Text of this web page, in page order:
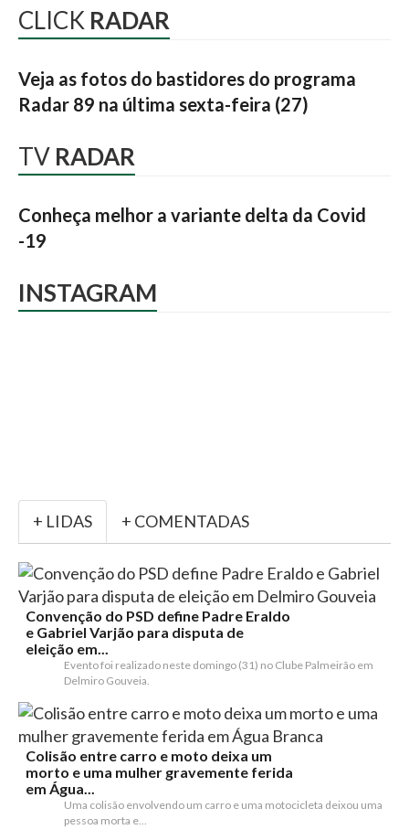
CLICK RADAR
Veja as fotos do bastidores do programa
Radar 89 na última sexta-feira (27)
TV RADAR
Conheça melhor a variante delta da Covid
-19
INSTAGRAM
+ LIDAS + COMENTADAS
Convenção do PSD define Padre Eraldo
e Gabriel Varjão para disputa de
eleição em...
Evento foi realizado neste domingo (31) no Clube Palmeirão em
Delmiro Gouveia.
Colisão entre carro e moto deixa um
morto e uma mulher gravemente ferida
em Água...
Uma colisão envolvendo um carro e uma motocicleta deixou uma
pessoa morta e...